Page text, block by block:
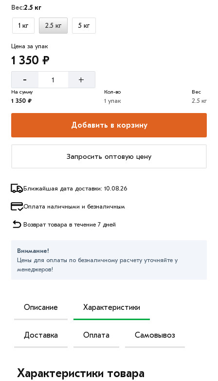
Вес:2.5 кг
1 кг 2.5 кг 5 кг
Ближайшая дата доставки: 10.08.26
Оплата наличными и безналичным
Возврат товара в течение 7 дней
Внимание!
Цены для оплаты по безналичному расчету уточняйте у
менеджеров!
Цена за упак
1 350 ₽
- +
На сумму
1 350 ₽
Кол-во
1 упак
Вес
2.5 кг
Добавить в корзину
Запросить оптовую цену
Описание Характеристики
Доставка Оплата Самовывоз
Характеристики товара